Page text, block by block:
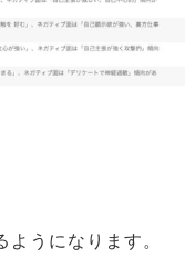
ようになります。